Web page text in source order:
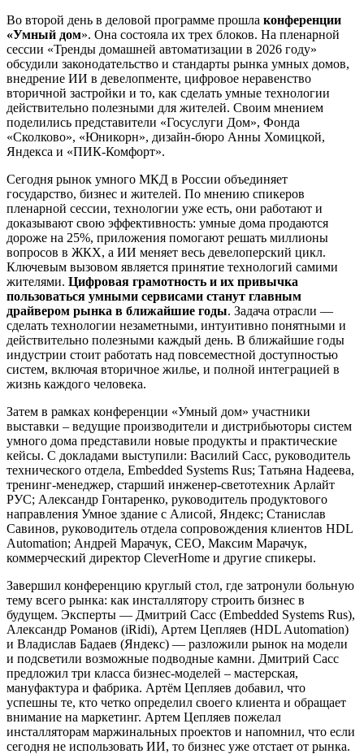
Во второй день в деловой программе прошла конференции
«Умный дом». Она состояла их трех блоков. На пленарной
сессии «Тренды домашней автоматизации в 2026 году»
обсудили законодательство и стандарты рынка умных домов,
внедрение ИИ в девелопменте, цифровое неравенство
вторичной застройки и то, как сделать умные технологии
действительно полезными для жителей. Своим мнением
поделились представители «Госуслуги Дом», Фонда
«Сколково», «Юникорн», дизайн-бюро Анны Хомицкой,
Яндекса и «ПИК-Комфорт».
Сегодня рынок умного МКД в России объединяет
государство, бизнес и жителей. По мнению спикеров
пленарной сессии, технологии уже есть, они работают и
доказывают свою эффективность: умные дома продаются
дороже на 25%, приложения помогают решать миллионы
вопросов в ЖКХ, а ИИ меняет весь девелоперский цикл.
Ключевым вызовом является принятие технологий самими
жителями. Цифровая грамотность и их привычка
пользоваться умными сервисами станут главным
драйвером рынка в ближайшие годы. Задача отрасли —
сделать технологии незаметными, интуитивно понятными и
действительно полезными каждый день. В ближайшие годы
индустрии стоит работать над повсеместной доступностью
систем, включая вторичное жилье, и полной интеграцией в
жизнь каждого человека.
Затем в рамках конференции «Умный дом» участники
выставки – ведущие производители и дистрибьюторы систем
умного дома представили новые продукты и практические
кейсы. С докладами выступили: Василий Сасс, руководитель
технического отдела, Embedded Systems Rus; Татьяна Надеева,
тренинг-менеджер, старший инженер-светотехник Арлайт
РУС; Александр Гонтаренко, руководитель продуктового
направления Умное здание с Алисой, Яндекс; Станислав
Савинов, руководитель отдела сопровождения клиентов HDL
Automation; Андрей Марачук, CEO, Максим Марачук,
коммерческий директор CleverHome и другие спикеры.
Завершил конференцию круглый стол, где затронули больную
тему всего рынка: как инсталлятору строить бизнес в
будущем. Эксперты — Дмитрий Сасс (Embedded Systems Rus),
Александр Романов (iRidi), Артем Цепляев (HDL Automation)
и Владислав Бадаев (Яндекс) — разложили рынок на модели
и подсветили возможные подводные камни. Дмитрий Сасс
предложил три класса бизнес-моделей – мастерская,
мануфактура и фабрика. Артём Цепляев добавил, что
успешны те, кто четко определил своего клиента и обращает
внимание на маркетинг. Артем Цепляев пожелал
инсталляторам маржинальных проектов и напомнил, что если
сегодня не использовать ИИ, то бизнес уже отстает от рынка.